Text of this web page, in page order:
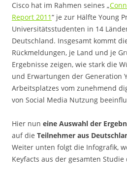
Cisco hat im Rahmen seines „
Report 2011“ je zur Hälfte Young
Universitätsstudenten in 14
Deutschland. Insgesamt kommt
Rückmeldungen, je Land und je
Ergebnisse zeigen, wie stark die
und Erwartungen der Generation
Arbeitsplatzes vom zunehmend
von Social Media Nutzung
Hier nun eine Auswahl der
auf die Teilnehmer aus
Weiter unten folgt die Infografik,
Keyfacts aus der gesamten